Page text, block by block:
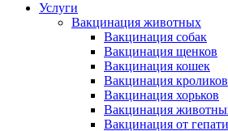
Услуги
Вакцинация животных
Вакцинация собак
Вакцинация щенков
Вакцинация кошек
Вакцинация кроликов
Вакцинация хорьков
Вакцинация
Вакцинация от